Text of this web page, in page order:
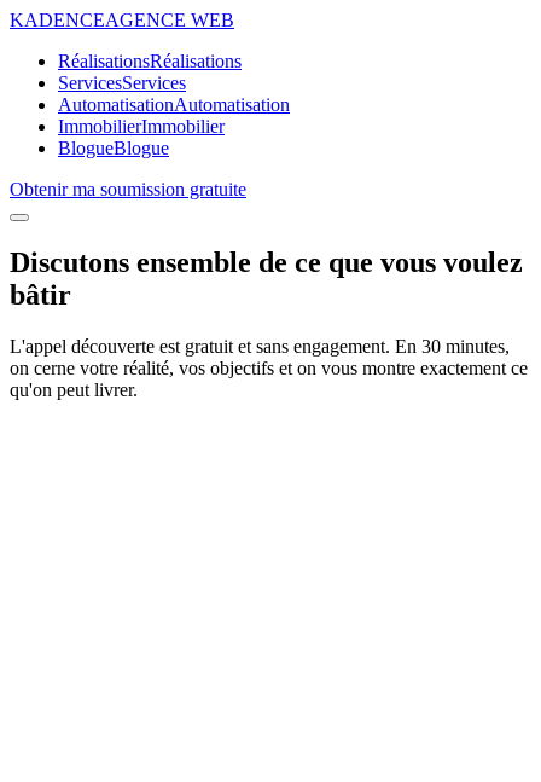
KADENCEAGENCE WEB
RéalisationsRéalisations
ServicesServices
AutomatisationAutomatisation
ImmobilierImmobilier
BlogueBlogue
Obtenir ma soumission gratuite
Discutons ensemble de ce que vous voulez
bâtir
L'appel découverte est gratuit et sans engagement. En 30 minutes,
on cerne votre réalité, vos objectifs et on vous montre exactement ce
qu'on peut livrer.